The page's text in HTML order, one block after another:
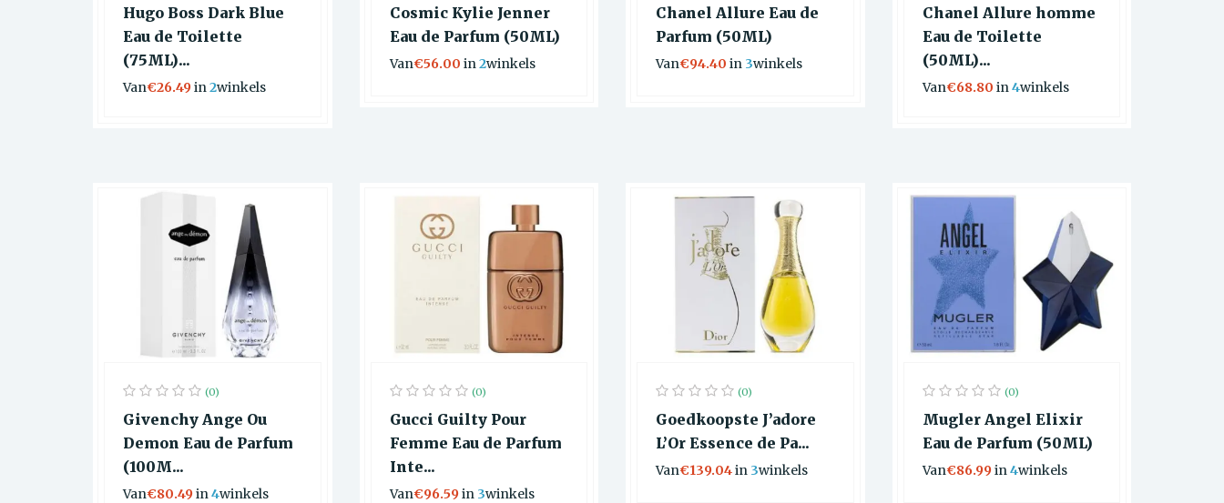
Hugo Boss Dark Blue
Eau de Toilette
(75ML)...
Van€26.49in2winkels
Cosmic Kylie Jenner
Eau de Parfum (50ML)
Van€56.00 in2winkels
Chanel Allure Eau de
Parfum (50ML)
Van€94.40 in 3winkels
Chanel Allure homme
Eau de Toilette
(50ML)...
Van€68.80 in4winkels
(0)
Givenchy Ange Ou
Demon Eau de Parfum
(100M...
Van€80.49in4winkels
(0)
Gucci Guilty Pour
Femme Eau de Parfum
Inte...
Van€96.59in 3winkels
(0)
Goedkoopste J’adore
L’Or Essence de Pa...
Van€139.04in 3winkels
(0)
Mugler Angel Elixir
Eau de Parfum (50ML)
Van€86.99in4winkels